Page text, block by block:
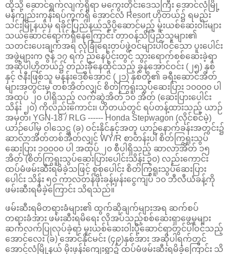
ထိုသို့ ဆောင်ရွက်လျက်ရှိရာ မကွေးတိုင်းဒေသကြီး အောင်လံမြို့
မန်ကျည်းကုန်းရပ်ကွက်ရှိ အောင်လံ Resort ဟိုတယ်၌ ရမည်း
သင်းမြို့နယ်မှ ရခိုင်ပြည်နယ်သို့ပို့ဆောင်မည့် မူးယစ်ဆေးဝါးများ
သယ်ဆောင်ရောက်ရှိနေကြောင်း တာဝန်သိပြည်သူများ၏
သတင်းပေးချက်အရ လုံခြုံရေးတပ်ဖွဲ့ဝင်များပါဝင်သော ပူးပေါင်း
အဖွဲ့များက ဇွန် ၁၇ ရက် ညနေပိုင်းတွင် သွားရောက်စစ်ဆေးခဲ့ရာ
အဆိုပါဟိုတယ်၌ တည်းခိုနေထိုင်သည့် ခွန်အောင်ဝင်း (၂၅) နှစ်
နှင့် ဇနီးဖြစ်သူ မနန်းဒေစီအောင် (၂၁) နှစ်တို့၏ ခရီးဆောင်အိတ်
များအတွင်းမှ တစ်အိတ်လျှင် စိတ်ကြွရူးသွပ်ဆေးပြား ၁၀၀၀၀ ပါ
အထုပ် ၂၀ ပါရှိသည့် လက်ဆွဲအိတ် ၁၀ အိတ် (ဆေးပြားပေါင်း
သိန်း ၂၀) ကိုလည်းကောင်း၊ ဟိုတယ်တွင် ရပ်တန့်ထားသည့် ယာဉ်
အမှတ်၊ YGN-18 / RLG ------ Honda Stepwagon (လိုင်စင်မဲ့)
ယာဉ်ပေါ်မှ ဝါသေဋ္ဌ (ခ) ဝင်းနိုင်နှင့်အတူ ယာဉ်နောက်ခန်းအတွင်း၌
ဆာလာအိတ်တစ်အိတ်လျှင် WY/R စာတန်းပါ စိတ်ကြွရူးသွပ်
ဆေးပြား ၁၀၀၀၀ ပါ အထုပ် ၂၀ စီပါရှိသည့် ဆာလာအိတ် ၁၅
အိတ် (စိတ်ကြွရူးသွပ်ဆေးပြားပေါင်းသိန်း ၃၀) လည်းကောင်း
ထပ်မံဖမ်းဆီးရမိခဲ့သဖြင့် စုစုပေါင်း စိတ်ကြွရူးသွပ်ဆေးပြား
ပေါင်း သိန်း ၅၀ ကာလတန်ဖိုးခန့်မှန်းငွေကျပ် ၁၀ ဘီလီယံခန့်ကို
ဖမ်းဆီးရမိခဲ့ကြောင်း သိရသည်။
ဖမ်းဆီးရမိတရားခံများ၏ ထွက်ဆိုချက်များအရ ဆက်စပ်
တရားခံအား ဖမ်းဆီးရမိရေး လိုအပ်သည့်စစ်ဆေးရှာဖွေမှုများ
ဆက်လက်ပြုလုပ်ခဲ့ရာ မူးယစ်ဆေးဝါးပို့ဆောင်ရာတွင်ပါဝင်သည့်
အောင်လေး (ခ) အောင်နိုင်မင်း (၄၉)နှစ်အား အဆိုပါရက်တွင်
အောင်လံမြို့နယ် မိုးဖုန်းကျေးရွာ၌ ထပ်မံဖမ်းဆီးရမိခဲ့ကြောင်း သိ